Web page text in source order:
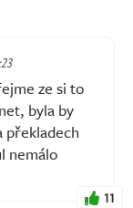
ze si to
byla by
překladech
nemálo
11